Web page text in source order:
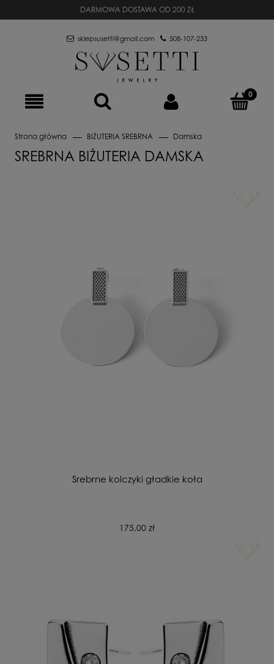
DARMOWA DOSTAWA OD 200 ZŁ
sklepsusetti@gmail.com 508-107-233
Strona główna BIŻUTERIA SREBRNA Damska
SREBRNA BIŻUTERIA DAMSKA
Srebrne kolczyki gładkie koła
175,00 zł